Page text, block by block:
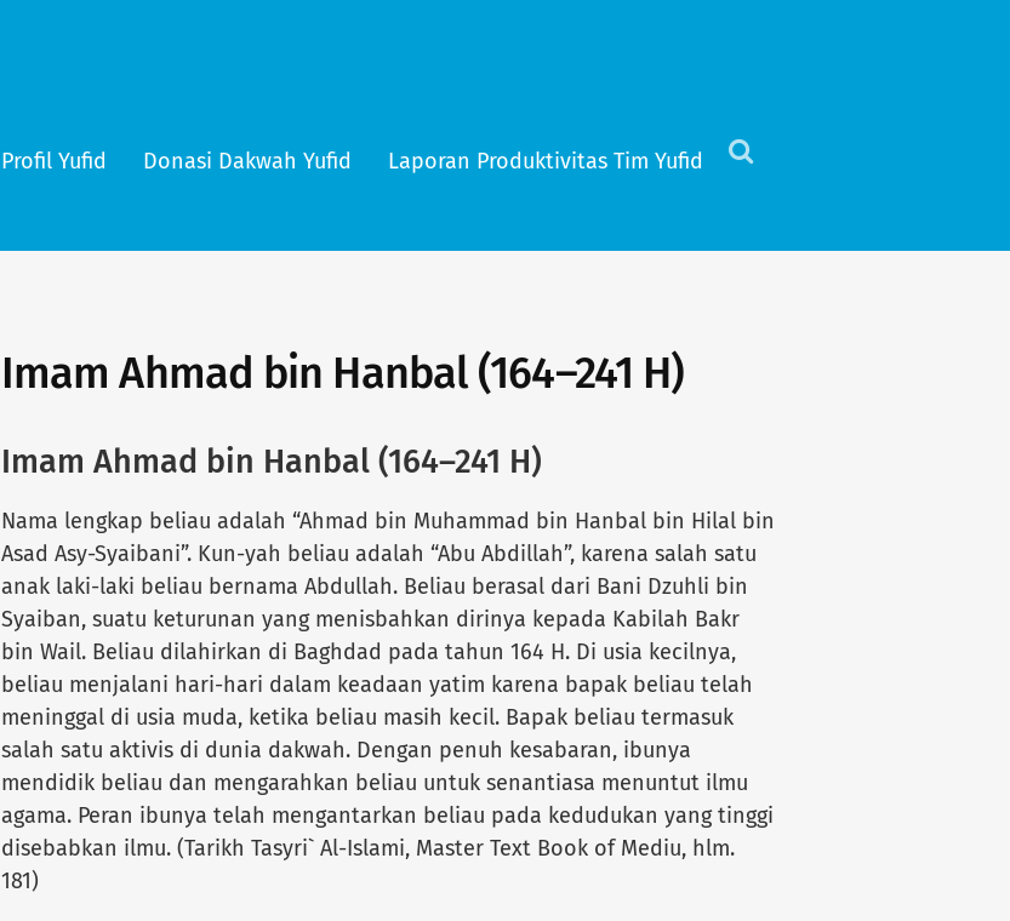
the
Profil Yufid Donasi Dakwah Yufid Laporan Produktivitas Tim Yufid
Imam Ahmad bin Hanbal (164–241 H)
Imam Ahmad bin Hanbal (164–241 H)
Nama lengkap beliau adalah “Ahmad bin Muhammad bin Hanbal bin Hilal bin
Asad Asy-Syaibani”. Kun-yah beliau adalah “Abu Abdillah”, karena salah satu
anak laki-laki beliau bernama Abdullah. Beliau berasal dari Bani Dzuhli bin
Syaiban, suatu keturunan yang menisbahkan dirinya kepada Kabilah Bakr
bin Wail. Beliau dilahirkan di Baghdad pada tahun 164 H. Di usia kecilnya,
beliau menjalani hari-hari dalam keadaan yatim karena bapak beliau telah
meninggal di usia muda, ketika beliau masih kecil. Bapak beliau termasuk
salah satu aktivis di dunia dakwah. Dengan penuh kesabaran, ibunya
mendidik beliau dan mengarahkan beliau untuk senantiasa menuntut ilmu
agama. Peran ibunya telah mengantarkan beliau pada kedudukan yang tinggi
disebabkan ilmu. (Tarikh Tasyri` Al-Islami, Master Text Book of Mediu, hlm.
181)